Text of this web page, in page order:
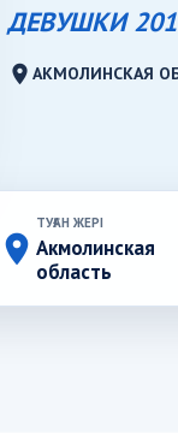
ДЕВУШКИ
location_on АКМОЛИНСКАЯ
place
ТУҒАН ЖЕРІ
Акмолинская
область